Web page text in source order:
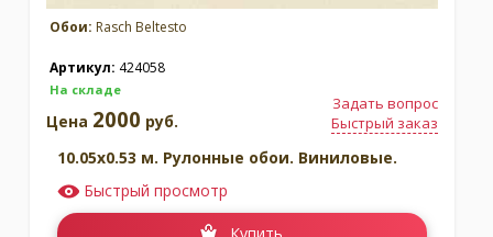
Обои: Rasch Beltesto
Артикул: 424058
На складе
Задать вопрос
Быстрый заказ
Цена 2000 руб.
10.05x0.53 м. Рулонные обои. Виниловые.
Быстрый просмотр